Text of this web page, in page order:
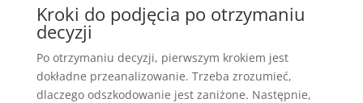
Kroki do podjęcia po otrzymaniu
decyzji
Po otrzymaniu decyzji, pierwszym krokiem jest
dokładne przeanalizowanie. Trzeba zrozumieć,
dlaczego odszkodowanie jest zaniżone. Następnie,